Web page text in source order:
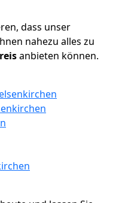
dass unser
nahezu alles zu
anbieten können.